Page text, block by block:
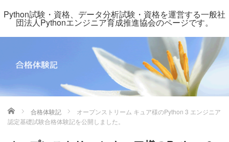
Python試験・資格、データ分析試験・資格を運営する一般社
団法人Pythonエンジニア育成推進協会のページです。
ホーム 合格体験記
オープンストリーム キュア様のPython 3 エンジニア
認定基礎試験合格体験記を公開しました。